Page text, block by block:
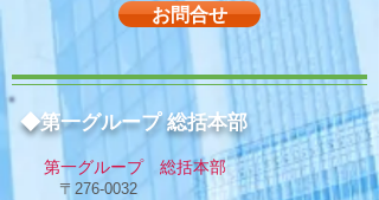
お問合せ
◆第一グループ 総括本部
第一グループ 総括本部
〒276-0032